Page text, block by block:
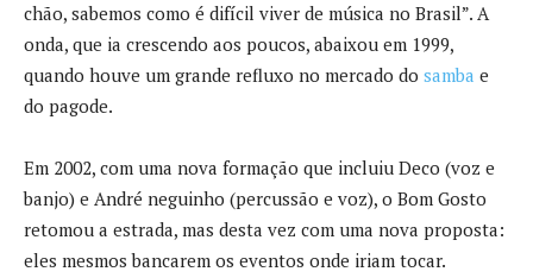
chão, sabemos como é difícil viver de música no Brasil”. A
onda, que ia crescendo aos poucos, abaixou em 1999,
quando houve um grande refluxo no mercado do samba e
do pagode.
Em 2002, com uma nova formação que incluiu Deco (voz e
banjo) e André neguinho (percussão e voz), o Bom Gosto
retomou a estrada, mas desta vez com uma nova proposta:
eles mesmos bancarem os eventos onde iriam tocar.